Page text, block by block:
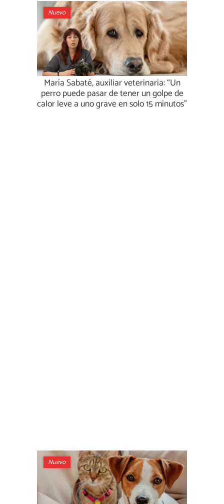
Nuevo
María Sabaté, auxiliar veterinaria: “Un
perro puede pasar de tener un golpe de
calor leve a uno grave en solo 15 minutos”
Nuevo